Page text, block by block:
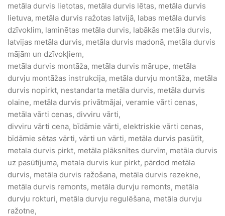
metāla durvis lietotas, metāla durvis lētas, metāla durvis
lietuva, metāla durvis ražotas latvijā, labas metāla durvis
dzīvoklim, laminētas metāla durvis, labākās metāla durvis,
latvijas metāla durvis, metāla durvis madonā, metāla durvis
mājām un dzīvokļiem,
metāla durvis montāža, metāla durvis mārupe, metāla
durvju montāžas instrukcija, metāla durvju montāža, metāla
durvis nopirkt, nestandarta metāla durvis, metāla durvis
olaine, metāla durvis privātmājai, veramie vārti cenas,
metāla vārti cenas, divviru vārti,
divviru vārti cena, bīdāmie vārti, elektriskie vārti cenas,
bīdāmie sētas vārti, vārti un vārti, metāla durvis pasūtīt,
metala durvis pirkt, metāla plāksnītes durvīm, metāla durvis
uz pasūtījuma, metala durvis kur pirkt, pārdod metāla
durvis, metāla durvis ražošana, metāla durvis rezekne,
metāla durvis remonts, metāla durvju remonts, metāla
durvju rokturi, metāla durvju regulēšana, metāla durvju
ražotne,